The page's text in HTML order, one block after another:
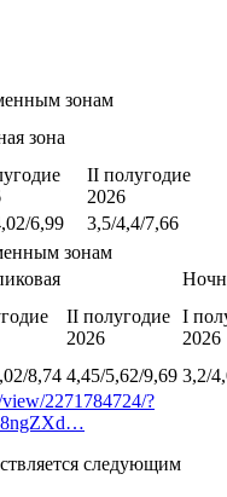
зонам
зона
II полугодие
2026
6,99
3,5/4,4/7,66
зонам
II полугодие
2026
I
2026
8,74 4,45/5,62/9,69 3,2/
2271784724/?
следующим